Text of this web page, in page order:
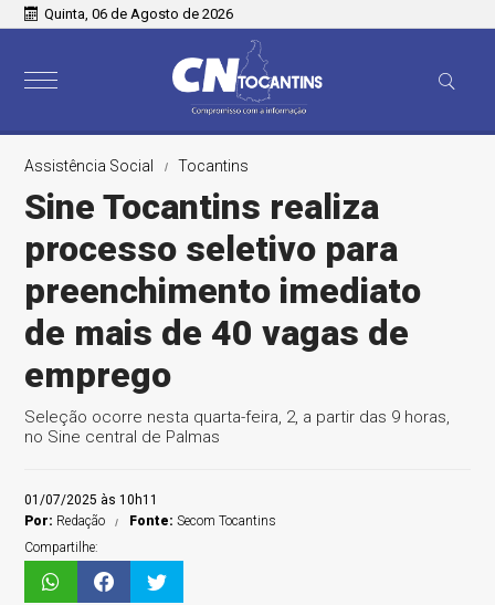
Quinta, 06 de Agosto de 2026
Assistência Social Tocantins
Sine Tocantins realiza
processo seletivo para
preenchimento imediato
de mais de 40 vagas de
emprego
Seleção ocorre nesta quarta-feira, 2, a partir das 9 horas,
no Sine central de Palmas
01/07/2025 às 10h11
Por: Redação Fonte:Secom Tocantins
Compartilhe: